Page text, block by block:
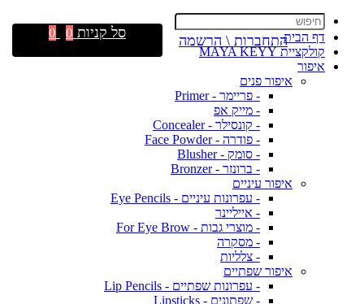
דף הבית
קולקציית MAYA KEYY
איפור
איפור פנים
- פריימר - Primer
- מייק אפ
- קונסילר - Concealer
- פודרה - Face Powder
- סומק - Blusher
- ברונזר - Bronzer
איפור עיניים
- עפרונות עיניים - Eye Pencils
- אייליינר
- מוצרי גבות - For Eye Brow
- מסקרה
- צלליות
איפור שפתיים
- עפרונות שפתיים - Lip Pencils
- שפתונים - Lipsticks
התחברות \ הרשמה סל קניות 0
0